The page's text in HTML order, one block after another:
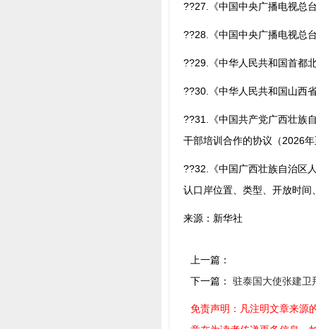
??27.《中国中央广播电视总
??28.《中国中央广播电视总
??29.《中华人民共和国首都
??30.《中华人民共和国山西
??31.《中国共产党广西壮族
干部培训合作的协议（2026
??32.《中国广西壮族自治区
认口岸位置、类型、开放时间
来源：新华社
上一篇：
下一篇： 驻泰国大使张建卫
免责声明：凡注明文章来源